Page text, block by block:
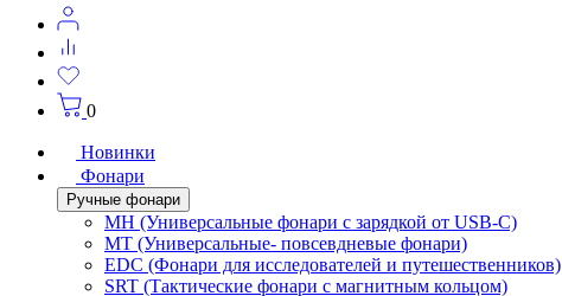
0
Новинки
Фонари
Ручные фонари
MH (Универсальные фонари с зарядкой от USB-C)
MT (Универсальные- повсевдневые фонари)
EDC (Фонари для исследователей и путешественников)
SRT (Тактические фонари с магнитным кольцом)